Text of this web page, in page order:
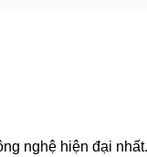
nghệ hiện đại nhất.